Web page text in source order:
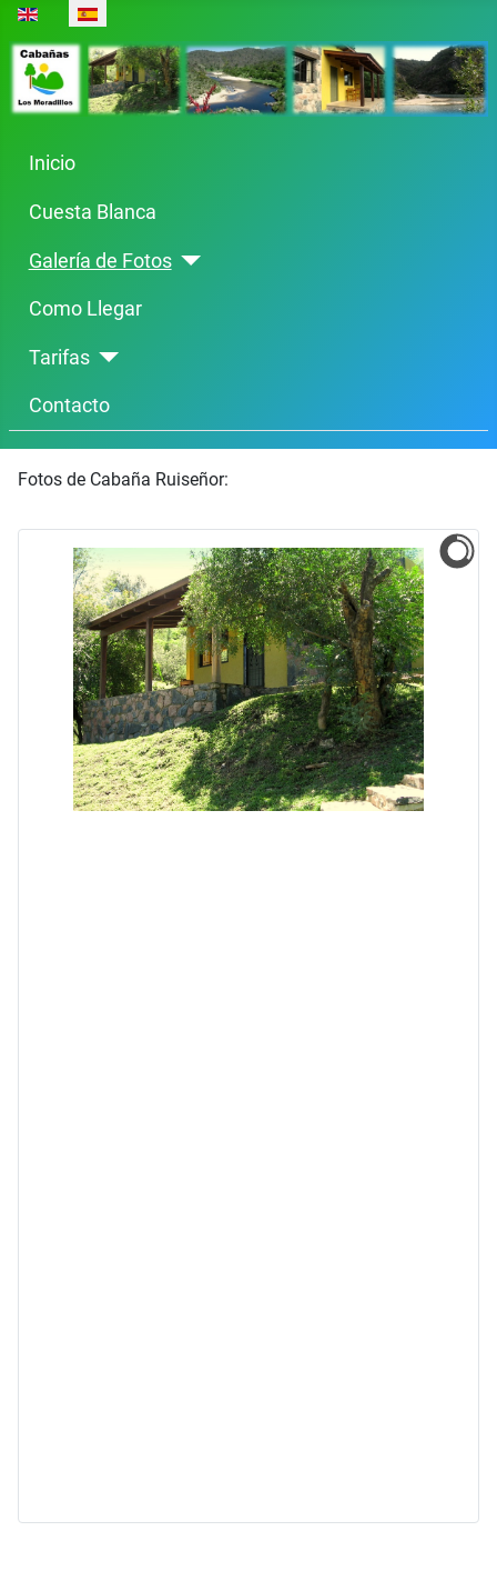
Select your language
Inicio
Cuesta Blanca
Galería de Fotos
Como Llegar
Tarifas
Contacto
Fotos de Cabaña Ruiseñor: